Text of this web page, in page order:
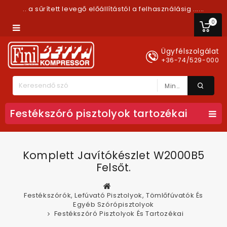
.. a sűrített levegő előállítástól a felhasználásig ......
0
Ügyfélszolgálat
+36-74/529-000
Minden Kategória
Festékszóró pisztolyok tartozékai
Komplett Javítókészlet W2000B5
Felsőt.
Festékszórók, Lefúvató Pisztolyok, Tömlőfúvatók És
Egyéb Szórópisztolyok
Festékszóró Pisztolyok És Tartozékai